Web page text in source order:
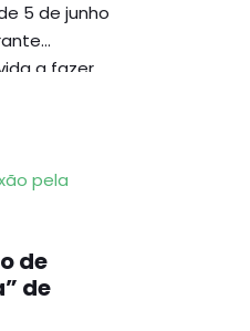
5 de junho
a fazer
de
de